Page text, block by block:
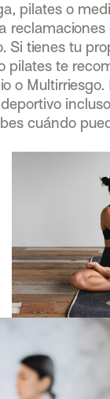
pilates o
Si tienes tu
pilates te
o
cuándo